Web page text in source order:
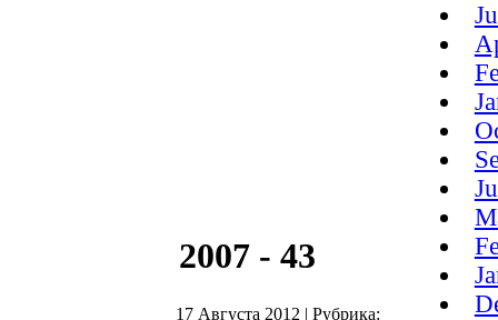
2007 - 43
17 Августа 2012 | Рубрика: